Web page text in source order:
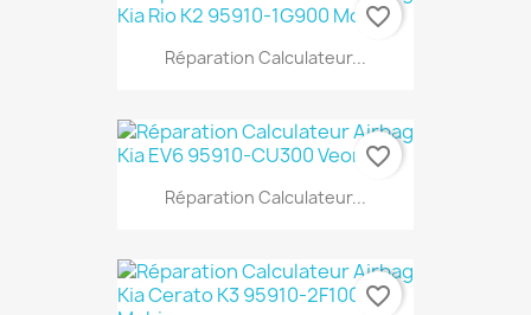
Réparation Calculateur...
favorite_border
Réparation Calculateur...
favorite_border
favorite_border